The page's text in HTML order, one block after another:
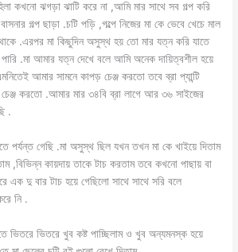
কখনো ঝগড়া ঝাটি করে না ,আমি মার সাথে সব গল্প করি
গল্প ছাড়া .চটি পড়ি ,গল্পে নিজের মা কে ভেবে খেচে মাল
.এরপর মা কিছুদিন অসুস্থ হয় তো মার যত্ন করি যাতে
.মা আমার যত্ন দেখে বলে আমি অনেক দায়িত্বশীল হয়ে
আমার সামনে কাপড় চেঞ্জ করতো তবে ব্রা প্যান্টি
করতো .আমার মার ৩৪বি ব্রা লাগে আর ৩৬ সাইজের
.
পর্যন্ত গেছি .মা অসুস্থ ছিল যখন তখন মা কে খাইয়ে দিতাম
,বিভিন্ন কায়দায় তাকে টাচ করতাম তবে কখনো পাছায় বা
এক দু বার টাচ হয়ে গেছিলো সাথে সাথে সরি বলে
নি .
ভিতরে ভিতরে খুব কষ্ট পাচ্ছিলাম ও খুব অন্যমনস্ক হয়ে